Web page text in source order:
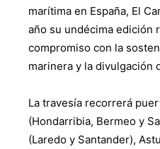
marítima en España, El
año su undécima edición
compromiso con la
marinera y la divulgación
La travesía recorrerá
(Hondarribia, Bermeo y
(Laredo y Santander),